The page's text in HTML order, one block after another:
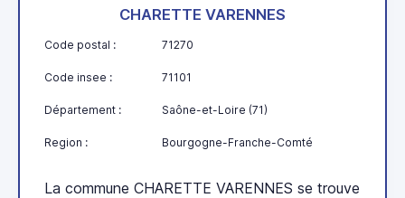
CHARETTE VARENNES
Code postal : 71270
Code insee : 71101
Département : Saône-et-Loire (71)
Region : Bourgogne-Franche-Comté
La commune CHARETTE VARENNES se trouve